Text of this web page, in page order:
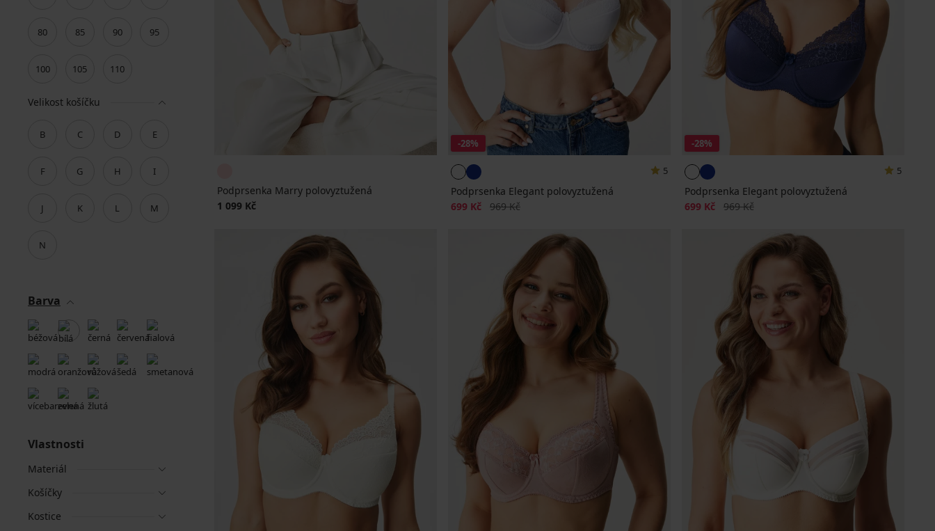
80 85 90 95
100 105 110
Velikost košíčku
B C D E
F G H I
J K L M
N
Barva
Vlastnosti
Materiál
Košíčky
Kostice
Podprsenka Marry polovyztužená
1 099 Kč
-28%
5
Podprsenka Elegant polovyztužená
Sleva
699 Kč Původní cena
969 Kč
-28%
5
Podprsenka Elegant polovyztužená
Sleva
699 Kč Původní cena
969 Kč